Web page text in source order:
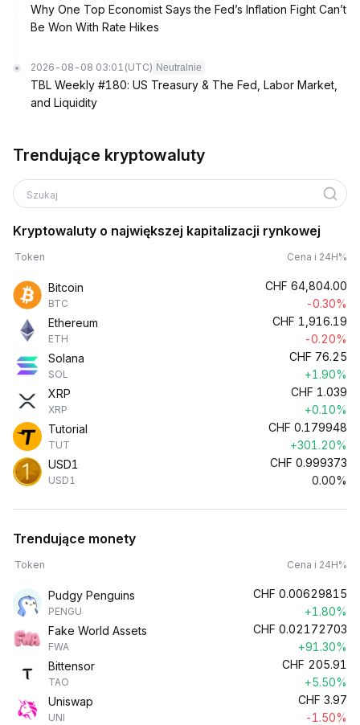
Why One Top Economist Says the Fed’s Inflation Fight Can’t
Be Won With Rate Hikes
2026-08-08 03:01 (UTC) Neutralnie
TBL Weekly #180: US Treasury & The Fed, Labor Market,
and Liquidity
Trendujące kryptowaluty
Szukaj
Kryptowaluty o największej kapitalizacji rynkowej
Token Cena i 24H%
Bitcoin
BTC
CHF 64,804.00
-0.30%
Ethereum
ETH
CHF 1,916.19
-0.20%
Solana
SOL
CHF 76.25
+1.90%
XRP
XRP
CHF 1.039
+0.10%
Tutorial
TUT
CHF 0.179948
+301.20%
USD1
USD1
CHF 0.999373
0.00%
Trendujące monety
Token Cena i 24H%
Pudgy Penguins
PENGU
CHF 0.00629815
+1.80%
Fake World Assets
FWA
CHF 0.02172703
+91.30%
Bittensor
TAO
CHF 205.91
+5.50%
Uniswap
UNI
CHF 3.97
-1.50%